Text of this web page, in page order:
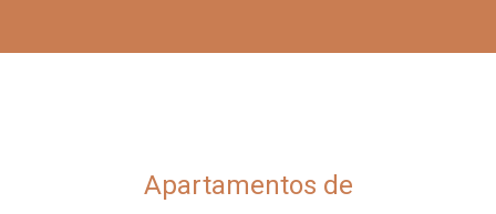
Apartamentos de